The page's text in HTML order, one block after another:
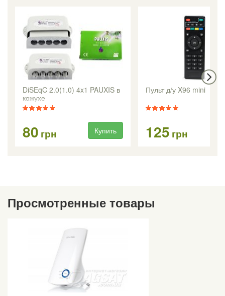
DiSEqC 2.0(1.0) 4x1 PAUXIS в
кожухе
80 грн Купить
Пульт д/у X96 mini
125 грн
Просмотренные товары